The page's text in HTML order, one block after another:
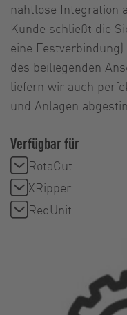
nahtlose Integration
Kunde schließt die
eine
des beiliegenden
liefern wir auch
und Anlagen
Verfügbar für
RotaCut
XRipper
RedUnit